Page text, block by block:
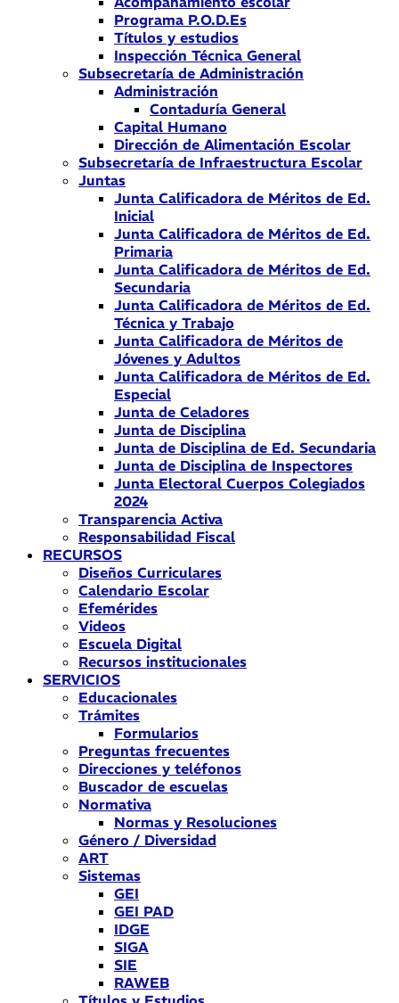
Programa P.O.D.Es
Títulos y estudios
Inspección Técnica General
Subsecretaría de Administración
Administración
Contaduría General
Capital Humano
Dirección de Alimentación Escolar
Subsecretaría de Infraestructura Escolar
Juntas
Junta Calificadora de Méritos de Ed.
Inicial
Junta Calificadora de Méritos de Ed.
Primaria
Junta Calificadora de Méritos de Ed.
Secundaria
Junta Calificadora de Méritos de Ed.
Técnica y Trabajo
Junta Calificadora de Méritos de
Jóvenes y Adultos
Junta Calificadora de Méritos de Ed.
Especial
Junta de Celadores
Junta de Disciplina
Junta de Disciplina de Ed. Secundaria
Junta de Disciplina de Inspectores
Junta Electoral Cuerpos Colegiados
2024
Transparencia Activa
Responsabilidad Fiscal
RECURSOS
Diseños Curriculares
Calendario Escolar
Efemérides
Videos
Escuela Digital
Recursos institucionales
SERVICIOS
Educacionales
Trámites
Formularios
Preguntas frecuentes
Direcciones y teléfonos
Buscador de escuelas
Normativa
Normas y Resoluciones
Género / Diversidad
ART
Sistemas
GEI
GEI PAD
IDGE
SIGA
SIE
RAWEB